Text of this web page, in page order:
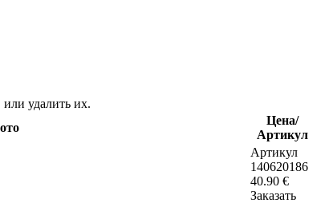
удалить их.
Цена/
Артикул
Артикул
140620186
40.90 €
Заказать